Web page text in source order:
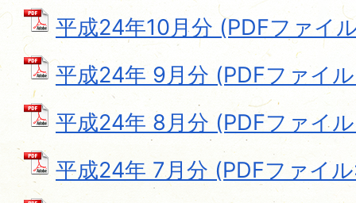
平成24年10月分 (PDFファイ
平成24年 9月分 (PDFファイ
平成24年 8月分 (PDFファイ
平成24年 7月分 (PDFファイ